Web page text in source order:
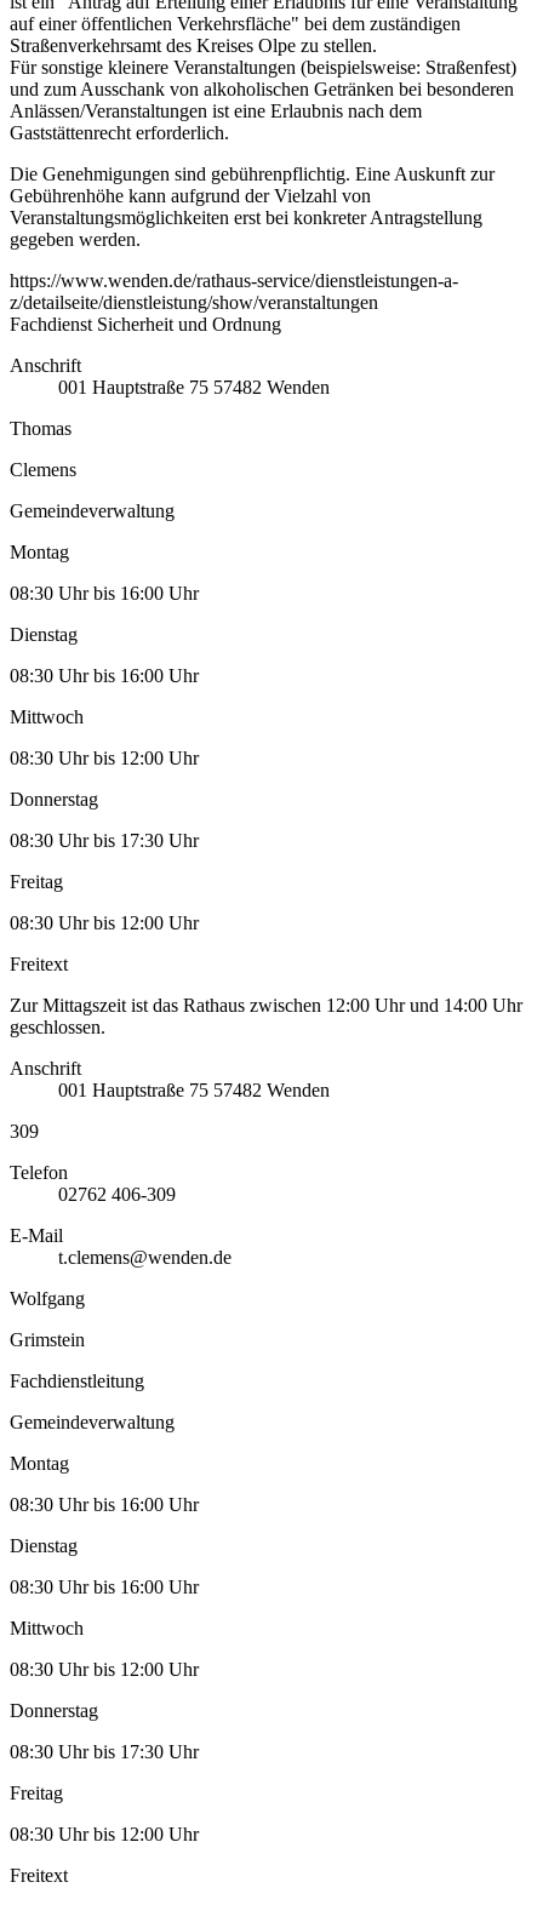
auf einer öffentlichen Verkehrsfläche" bei dem zuständigen
Straßenverkehrsamt des Kreises Olpe zu stellen.
Für sonstige kleinere Veranstaltungen (beispielsweise: Straßenfest)
und zum Ausschank von alkoholischen Getränken bei besonderen
Anlässen/Veranstaltungen ist eine Erlaubnis nach dem
Gaststättenrecht erforderlich.
Die Genehmigungen sind gebührenpflichtig. Eine Auskunft zur
Gebührenhöhe kann aufgrund der Vielzahl von
Veranstaltungsmöglichkeiten erst bei konkreter Antragstellung
gegeben werden.
https://www.wenden.de/rathaus-service/dienstleistungen-a-
z/detailseite/dienstleistung/show/veranstaltungen
Fachdienst Sicherheit und Ordnung
Anschrift
001 Hauptstraße 75 57482 Wenden
Thomas
Clemens
Gemeindeverwaltung
Montag
08:30 Uhr bis 16:00 Uhr
Dienstag
08:30 Uhr bis 16:00 Uhr
Mittwoch
08:30 Uhr bis 12:00 Uhr
Donnerstag
08:30 Uhr bis 17:30 Uhr
Freitag
08:30 Uhr bis 12:00 Uhr
Freitext
Zur Mittagszeit ist das Rathaus zwischen 12:00 Uhr und 14:00 Uhr
geschlossen.
Anschrift
001 Hauptstraße 75 57482 Wenden
309
Telefon
02762 406-309
E-Mail
t.clemens@wenden.de
Wolfgang
Grimstein
Fachdienstleitung
Gemeindeverwaltung
Montag
08:30 Uhr bis 16:00 Uhr
Dienstag
08:30 Uhr bis 16:00 Uhr
Mittwoch
08:30 Uhr bis 12:00 Uhr
Donnerstag
08:30 Uhr bis 17:30 Uhr
Freitag
08:30 Uhr bis 12:00 Uhr
Freitext